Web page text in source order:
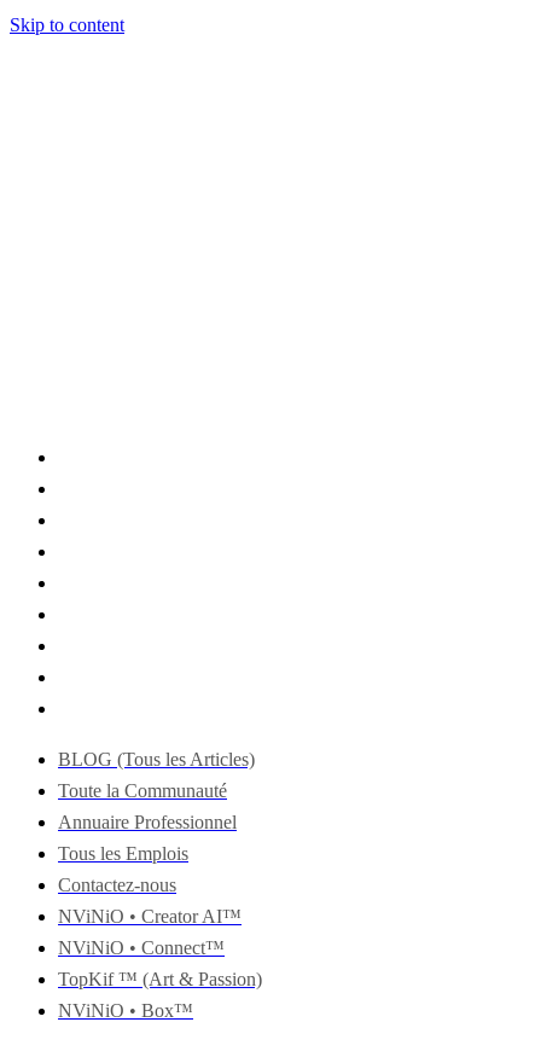
Skip to content
BLOG (Tous les Articles)
Toute la Communauté
Annuaire Professionnel
Tous les Emplois
Contactez-nous
NViNiO • Creator AI™
NViNiO • Connect™
TopKif ™ (Art & Passion)
NViNiO • Box™